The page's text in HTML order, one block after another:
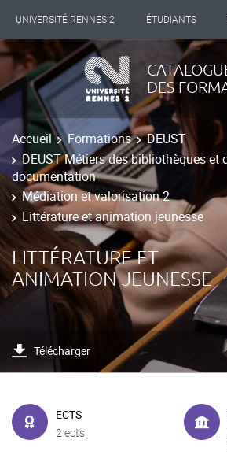
UNIVERSITÉ RENNES 2 ÉTUDIANTS
INTERNATIONAL PROFESSIONNELS
LES NOUVELLES DE RENNES 2
DES
Accueil Formations
DEUST
DEUST Métiers des bibliothèques et
documentation
Médiation et valorisation 2
Littérature et animation jeunesse
LITTÉRATURE ET
ANIMATION JEUNESSE
Télécharger
ECTS
2 ects